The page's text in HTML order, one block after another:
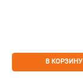
В КОРЗИНУ